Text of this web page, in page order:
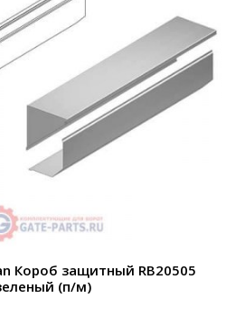
Короб защитный RB20505
(п/м)